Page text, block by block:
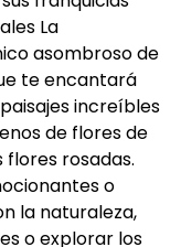
La
asombroso de
te encantará
increíbles
de flores de
flores rosadas.
o
la naturaleza,
o explorar los